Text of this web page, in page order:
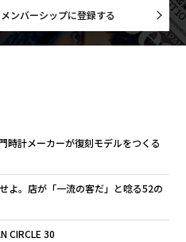
メンバーシップに登録する
時計メーカーが復刻モデルをつくる
よ。店が「一流の客だ」と唸る52の
CIRCLE 30